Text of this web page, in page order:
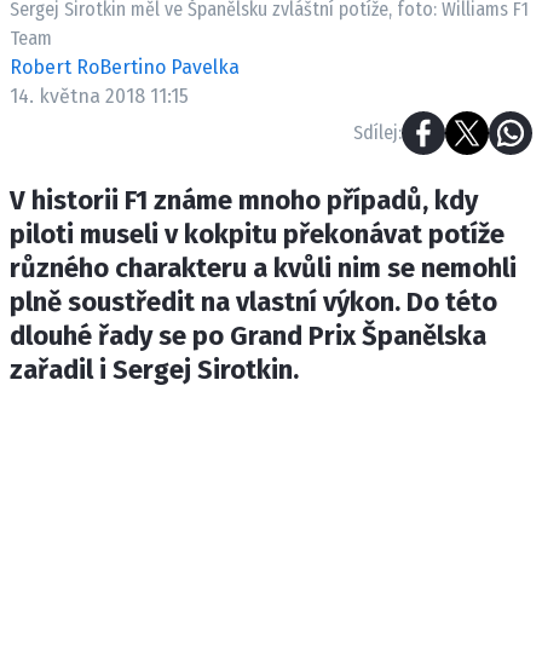
ETICKÝ KODEX
Provozovatelem serveru F1NEWS.cz je
INCORP MEDIA GROUP s.r.o., IČ: 118 23 054
Sergej Sirotkin měl ve Španělsku zvláštní potíže, foto: Williams F1
Team
Robert RoBertino Pavelka
14. května 2018 11:15
Sdílej:
V historii F1 známe mnoho případů, kdy
piloti museli v kokpitu překonávat potíže
různého charakteru a kvůli nim se nemohli
plně soustředit na vlastní výkon. Do této
dlouhé řady se po Grand Prix Španělska
zařadil i Sergej Sirotkin.